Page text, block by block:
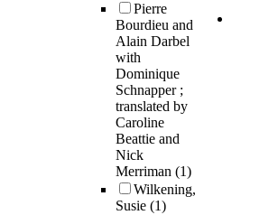
Pierre
Bourdieu and
Alain Darbel
with
Dominique
Schnapper ;
translated by
Caroline
Beattie and
Nick
Merriman (1)
Wilkening,
Susie (1)